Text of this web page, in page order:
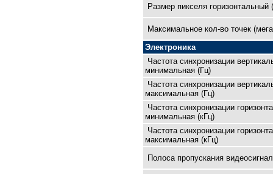
Размер пикселя горизонтальный
Максимальное кол-во точек
Электроника
Частота синхронизации
минимальная (Гц)
Частота синхронизации
максимальная (Гц)
Частота синхронизации
минимальная (кГц)
Частота синхронизации
максимальная (кГц)
Полоса пропускания